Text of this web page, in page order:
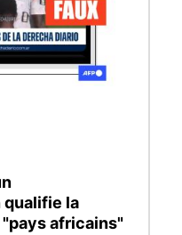
la
"pays africains"